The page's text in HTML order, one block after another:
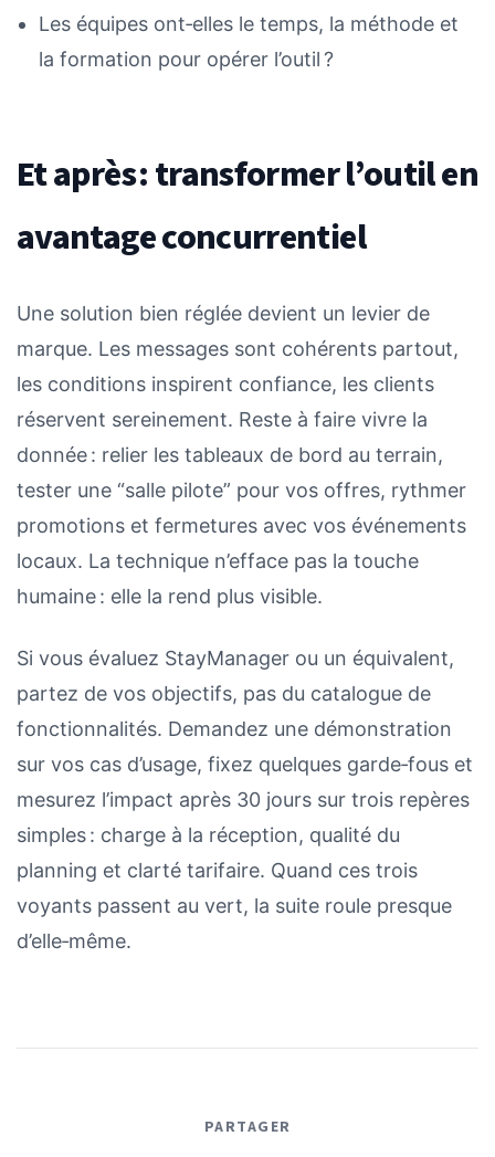
Les équipes ont‑elles le temps, la méthode et
la formation pour opérer l’outil ?
Et après : transformer l’outil en
avantage concurrentiel
Une solution bien réglée devient un levier de
marque. Les messages sont cohérents partout,
les conditions inspirent confiance, les clients
réservent sereinement. Reste à faire vivre la
donnée : relier les tableaux de bord au terrain,
tester une “salle pilote” pour vos offres, rythmer
promotions et fermetures avec vos événements
locaux. La technique n’efface pas la touche
humaine : elle la rend plus visible.
Si vous évaluez StayManager ou un équivalent,
partez de vos objectifs, pas du catalogue de
fonctionnalités. Demandez une démonstration
sur vos cas d’usage, fixez quelques garde‑fous et
mesurez l’impact après 30 jours sur trois repères
simples : charge à la réception, qualité du
planning et clarté tarifaire. Quand ces trois
voyants passent au vert, la suite roule presque
d’elle‑même.
PARTAGER